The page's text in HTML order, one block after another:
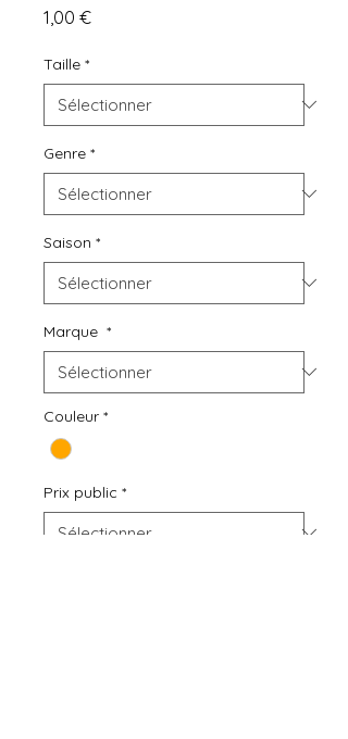
1,00 €Prix
Taille *
Genre *
Saison *
Marque *
Couleur *
Prix public *